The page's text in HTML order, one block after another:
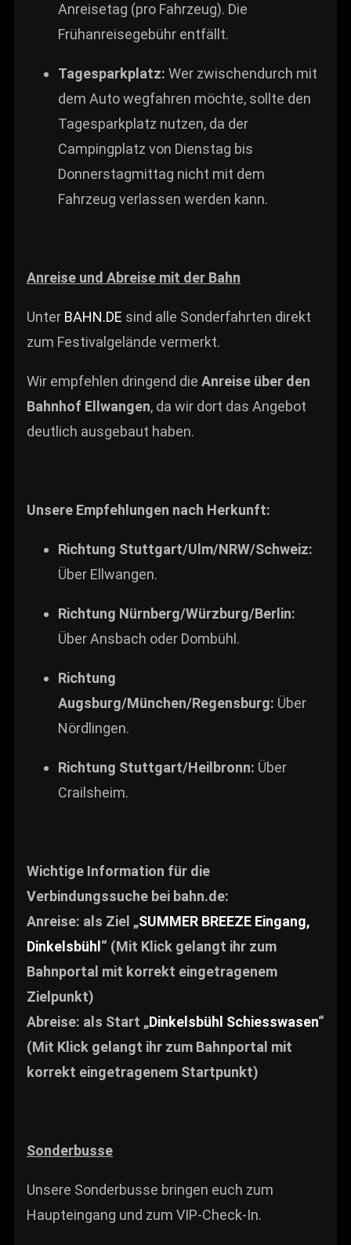
Anreisetag (pro Fahrzeug). Die
Frühanreisegebühr entfällt.
Tagesparkplatz: Wer zwischendurch mit
dem Auto wegfahren möchte, sollte den
Tagesparkplatz nutzen, da der
Campingplatz von Dienstag bis
Donnerstagmittag nicht mit dem
Fahrzeug verlassen werden kann.
Anreise und Abreise mit der Bahn
Unter BAHN.DE sind alle Sonderfahrten direkt
zum Festivalgelände vermerkt.
Wir empfehlen dringend die Anreise über den
Bahnhof Ellwangen, da wir dort das Angebot
deutlich ausgebaut haben.
Unsere Empfehlungen nach Herkunft:
Richtung Stuttgart/Ulm/NRW/Schweiz:
Über Ellwangen.
Richtung Nürnberg/Würzburg/Berlin:
Über Ansbach oder Dombühl.
Richtung
Augsburg/München/Regensburg: Über
Nördlingen.
Richtung Stuttgart/Heilbronn: Über
Crailsheim.
Wichtige Information für die
Verbindungssuche bei bahn.de:
Anreise: als Ziel „SUMMER BREEZE Eingang,
Dinkelsbühl “ (Mit Klick gelangt ihr zum
Bahnportal mit korrekt eingetragenem
Zielpunkt)
Abreise: als Start „Dinkelsbühl Schiesswasen“
(Mit Klick gelangt ihr zum Bahnportal mit
korrekt eingetragenem Startpunkt)
Sonderbusse
Unsere Sonderbusse bringen euch zum
Haupteingang und zum VIP-Check-In.